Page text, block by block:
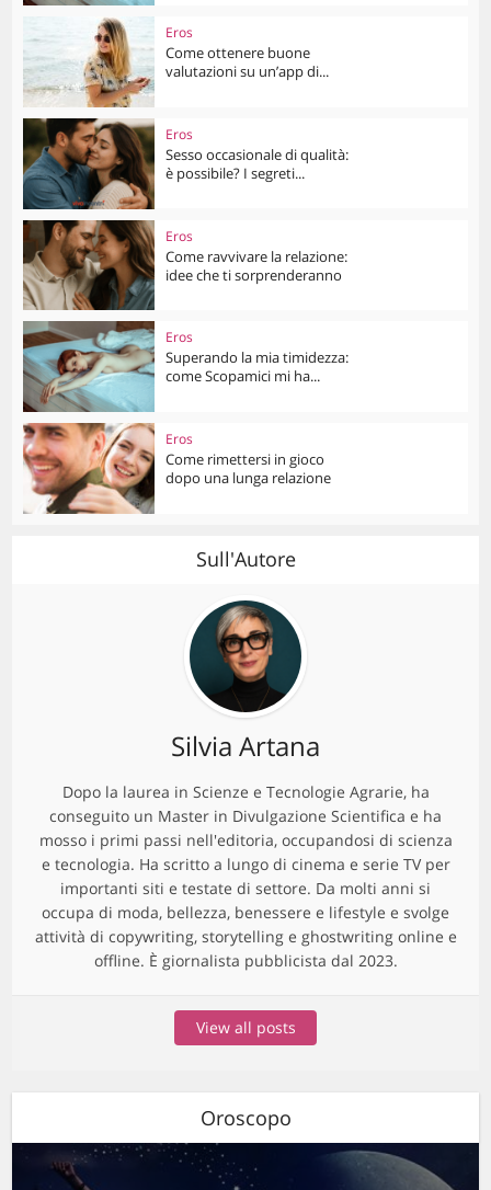
Eros
Come ottenere buone
valutazioni su un’app di...
Eros
Sesso occasionale di qualità:
è possibile? I segreti...
Eros
Come ravvivare la relazione:
idee che ti sorprenderanno
Eros
Superando la mia timidezza:
come Scopamici mi ha...
Eros
Come rimettersi in gioco
dopo una lunga relazione
Sull'Autore
Silvia Artana
Dopo la laurea in Scienze e Tecnologie Agrarie, ha
conseguito un Master in Divulgazione Scientifica e ha
mosso i primi passi nell'editoria, occupandosi di scienza
e tecnologia. Ha scritto a lungo di cinema e serie TV per
importanti siti e testate di settore. Da molti anni si
occupa di moda, bellezza, benessere e lifestyle e svolge
attività di copywriting, storytelling e ghostwriting online e
offline. È giornalista pubblicista dal 2023.
View all posts
Oroscopo